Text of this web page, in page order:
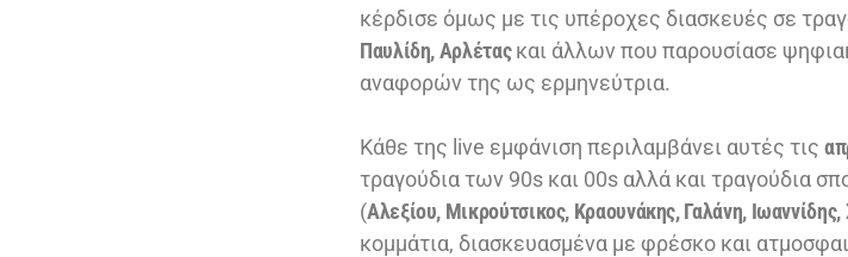
κέρδισε όμως με τις υπέροχες διασκευές σε
Παυλίδη, Αρλέταςκαι άλλων που παρουσίασε
αναφορών της ως ερμηνεύτρια.
Κάθε της live εμφάνιση περιλαμβάνει αυτές τις
τραγούδια των 90s και 00s αλλά και τραγούδια
(Αλεξίου, Μικρούτσικος, Κραουνάκης, Γαλάνη, Ιωαννίδης,
κομμάτια, διασκευασμένα με φρέσκο και